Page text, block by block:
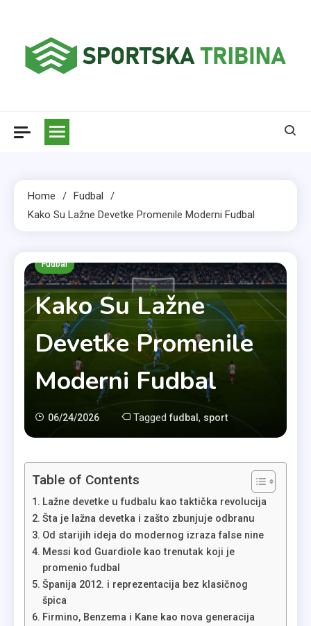
content
Home
Fudbal
Kako Su Lažne Devetke Promenile Moderni Fudbal
Fudbal
Kako Su Lažne
Devetke Promenile
Moderni Fudbal
06/24/2026 Taggedfudbal , sport
Table of Contents
Lažne devetke u fudbalu kao taktička revolucija
Šta je lažna devetka i zašto zbunjuje odbranu
Od starijih ideja do modernog izraza false nine
Messi kod Guardiole kao trenutak koji je
promenio fudbal
Španija 2012. i reprezentacija bez klasičnog
špica
Firmino, Benzema i Kane kao nova generacija